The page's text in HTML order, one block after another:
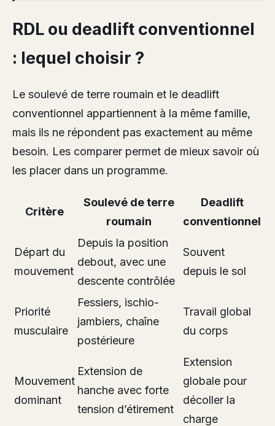
RDL ou deadlift conventionnel
: lequel choisir ?
Le soulevé de terre roumain et le deadlift
conventionnel appartiennent à la même famille,
mais ils ne répondent pas exactement au même
besoin. Les comparer permet de mieux savoir où
les placer dans un programme.
Critère
Soulevé de terre
roumain
Deadlift
conventionnel
Départ du
mouvement
Depuis la position
debout, avec une
descente contrôlée
Souvent
depuis le sol
Priorité
musculaire
Fessiers, ischio-
jambiers, chaîne
postérieure
Travail global
du corps
Mouvement
dominant
Extension de
hanche avec forte
tension d’étirement
Extension
globale pour
décoller la
charge